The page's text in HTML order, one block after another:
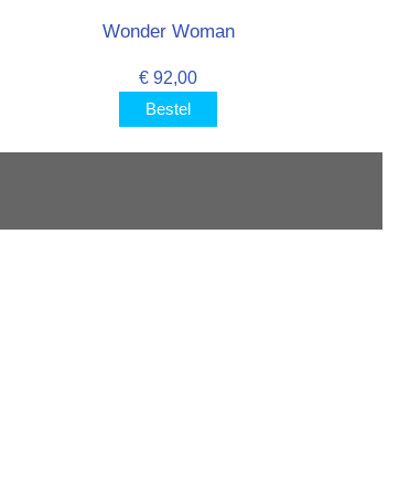
Wonder Woman
€ 92,00
Bestel